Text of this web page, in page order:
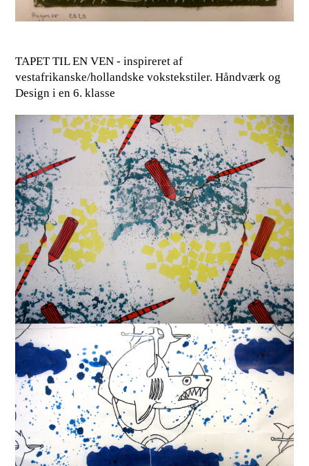
TAPET TIL EN VEN - inspireret af
vestafrikanske/hollandske vokstekstiler. Håndværk og
Design i en 6. klasse